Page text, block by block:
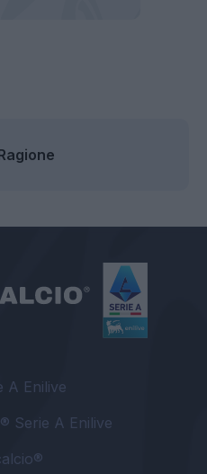
A Enilive
Serie A Enilive